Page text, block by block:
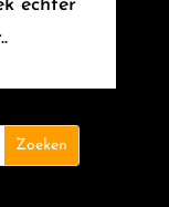
echter